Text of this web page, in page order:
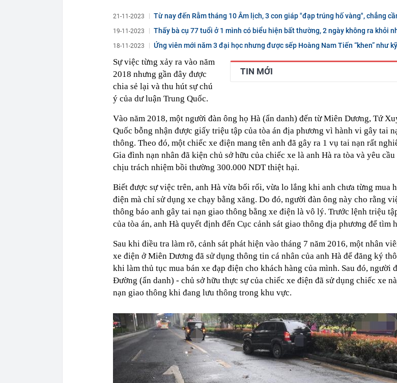
21-11-2023 Từ nay đến Rằm tháng 10 Âm lịch, 3 con giáp "đạp trúng hố vàng", chẳng
19-11-2023 Thấy bà cụ 77 tuổi ở 1 mình có biểu hiện bất thường, 2 ngày không ra khỏi
18-11-2023 Ứng viên mới năm 3 đại học nhưng được sếp Hoàng Nam Tiến “khen” như
TIN MỚI
Sự việc từng xảy ra vào năm
2018 nhưng gần đây được
chia sẻ lại và thu hút sự chú
ý của dư luận Trung Quốc.
Vào năm 2018, một người đàn ông họ Hà (ẩn danh) đến từ Miên Dương, Tứ
Quốc bỗng nhận được giấy triệu tập của tòa án địa phương vì hành vi gây tai
thông. Theo đó, một chiếc xe điện mang tên anh đã gây ra 1 vụ tai nạn rất
Gia đình nạn nhân đã kiện chủ sở hữu của chiếc xe là anh Hà ra tòa và yêu
chịu trách nhiệm bồi thường 300.000 NDT thiệt hại.
Biết được sự việc trên, anh Hà vừa bối rối, vừa lo lắng khi anh chưa từng mua
điện mà chỉ sử dụng xe chạy bằng xăng. Do đó, người đàn ông này cho rằng
thông báo anh gây tai nạn giao thông bằng xe điện là vô lý. Trước lệnh triệu
của tòa án, anh Hà quyết định đến Cục cảnh sát giao thông địa phương để tìm
Sau khi điều tra làm rõ, cảnh sát phát hiện vào tháng 7 năm 2016, một nhân
xe điện ở Miên Dương đã sử dụng thông tin cá nhân của anh Hà để đăng ký
khi làm thủ tục mua bán xe đạp điện cho khách hàng của mình. Sau đó, người
Đường (ẩn danh) - chủ sở hữu thực sự của chiếc xe điện đã sử dụng chiếc xe
nạn giao thông khi đang lưu thông trong khu vực.